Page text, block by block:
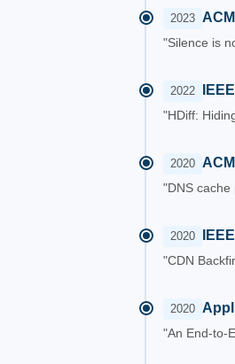
2023
"Silence is
2022
"HDiff:
2020
"DNS
2020
"CDN
2020
"An End-to-